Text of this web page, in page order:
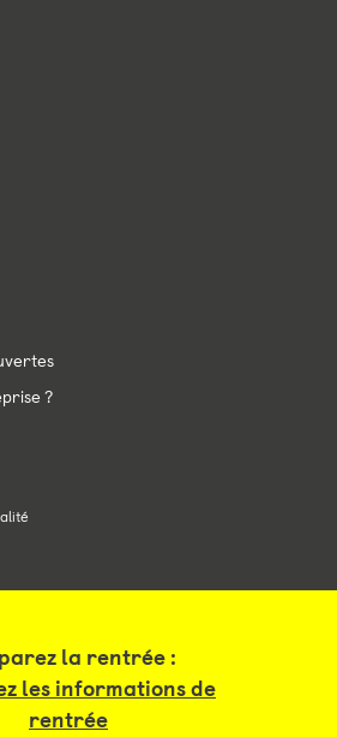
la rentrée :
les informations de
rentrée
?